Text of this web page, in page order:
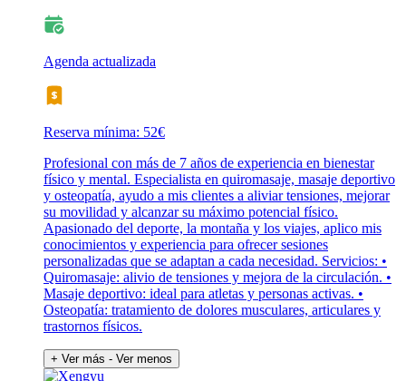
Agenda actualizada
Reserva mínima: 52€
Profesional con más de 7 años de experiencia en bienestar
físico y mental. Especialista en quiromasaje, masaje deportivo
y osteopatía, ayudo a mis clientes a aliviar tensiones, mejorar
su movilidad y alcanzar su máximo potencial físico.
Apasionado del deporte, la montaña y los viajes, aplico mis
conocimientos y experiencia para ofrecer sesiones
personalizadas que se adaptan a cada necesidad. Servicios: •
Quiromasaje: alivio de tensiones y mejora de la circulación. •
Masaje deportivo: ideal para atletas y personas activas. •
Osteopatía: tratamiento de dolores musculares, articulares y
trastornos físicos.
+ Ver más - Ver menos